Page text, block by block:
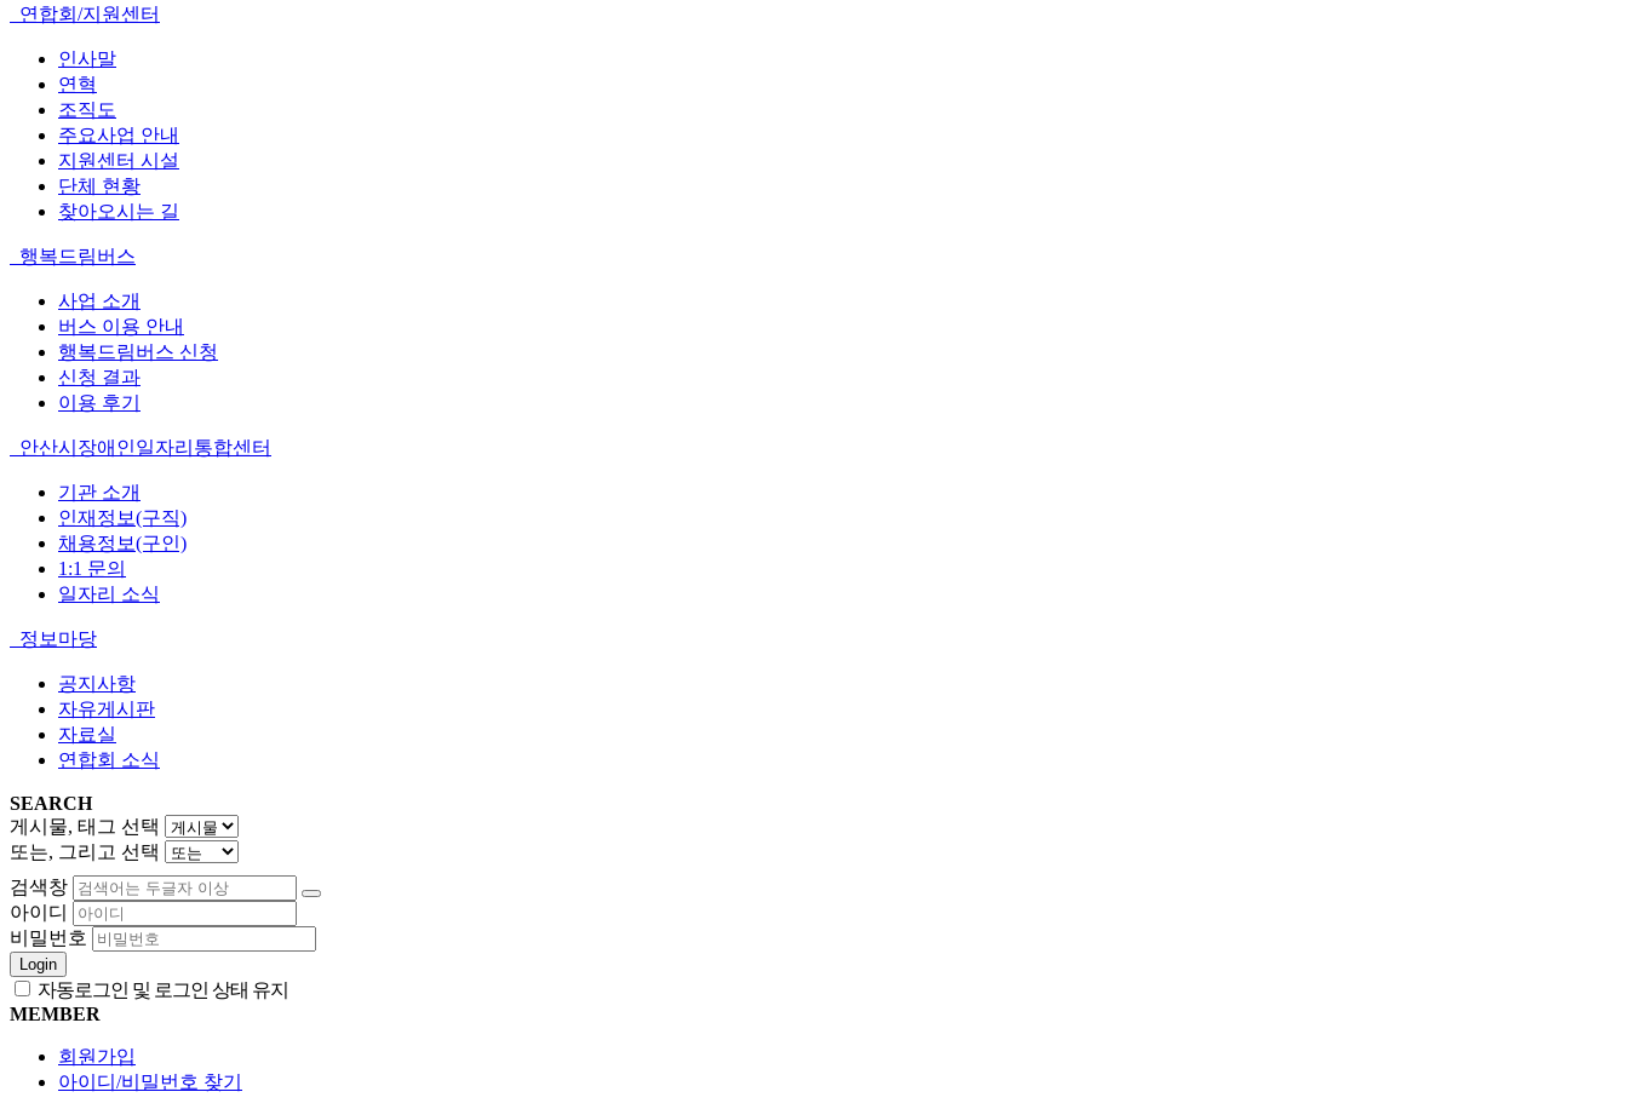
연합회/지원센터
인사말
연혁
조직도
주요사업 안내
지원센터 시설
단체 현황
찾아오시는 길
행복드림버스
사업 소개
버스 이용 안내
행복드림버스 신청
신청 결과
이용 후기
안산시장애인일자리통합센터
기관 소개
인재정보(구직)
채용정보(구인)
1:1 문의
일자리 소식
정보마당
공지사항
자유게시판
자료실
연합회 소식
SEARCH
게시물, 태그 선택
또는, 그리고 선택
검색창
아이디
비밀번호
Login
자동로그인 및 로그인 상태 유지
MEMBER
회원가입
아이디/비밀번호 찾기